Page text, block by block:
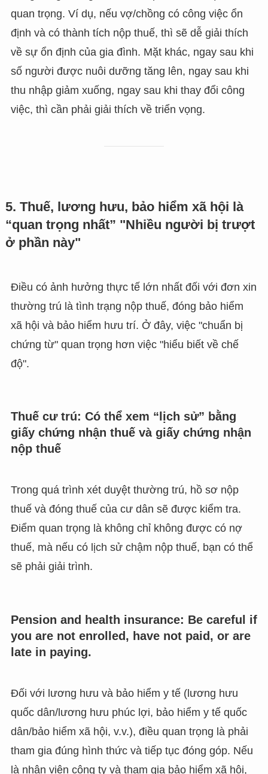
quan trọng. Ví dụ, nếu vợ/chồng có công việc ổn
định và có thành tích nộp thuế, thì sẽ dễ giải thích
về sự ổn định của gia đình. Mặt khác, ngay sau khi
số người được nuôi dưỡng tăng lên, ngay sau khi
thu nhập giảm xuống, ngay sau khi thay đổi công
việc, thì cần phải giải thích về triển vọng.
5. Thuế, lương hưu, bảo hiểm xã hội là
“quan trọng nhất” "Nhiều người bị trượt
ở phần này"
Điều có ảnh hưởng thực tế lớn nhất đối với đơn xin
thường trú là tình trạng nộp thuế, đóng bảo hiểm
xã hội và bảo hiểm hưu trí. Ở đây, việc "chuẩn bị
chứng từ" quan trọng hơn việc "hiểu biết về chế
độ".
Thuế cư trú: Có thể xem “lịch sử” bằng
giấy chứng nhận thuế và giấy chứng nhận
nộp thuế
Trong quá trình xét duyệt thường trú, hồ sơ nộp
thuế và đóng thuế của cư dân sẽ được kiểm tra.
Điểm quan trọng là không chỉ không được có nợ
thuế, mà nếu có lịch sử chậm nộp thuế, bạn có thể
sẽ phải giải trình.
Pension and health insurance: Be careful if
you are not enrolled, have not paid, or are
late in paying.
Đối với lương hưu và bảo hiểm y tế (lương hưu
quốc dân/lương hưu phúc lợi, bảo hiểm y tế quốc
dân/bảo hiểm xã hội, v.v.), điều quan trọng là phải
tham gia đúng hình thức và tiếp tục đóng góp. Nếu
là nhân viên công ty và tham gia bảo hiểm xã hội,